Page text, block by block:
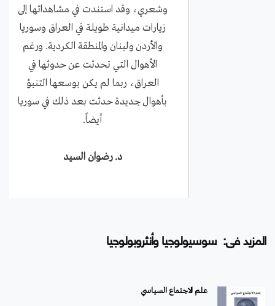
وشعري، وقد استندت في مشاهداتها إلى
زيارات ميدانية طويلة في العراق وسوريا
والأردن ولبنان والمنطقة الكردية. ورغم
الأهوال التي تحدثت عن حدوثها في
العراق، ربما لم يكن بوسعها التنبؤ
بأهوال جديدة حدثت بعد ذلك في سوريا
أيضاً.
د. رضوان السيد
المزيد فى: سوسيولوجيا وأنثروبولوجيا
علم الاجتماع السياسي